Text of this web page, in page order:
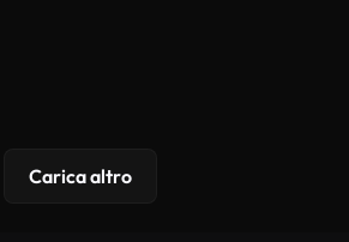
Carica altro